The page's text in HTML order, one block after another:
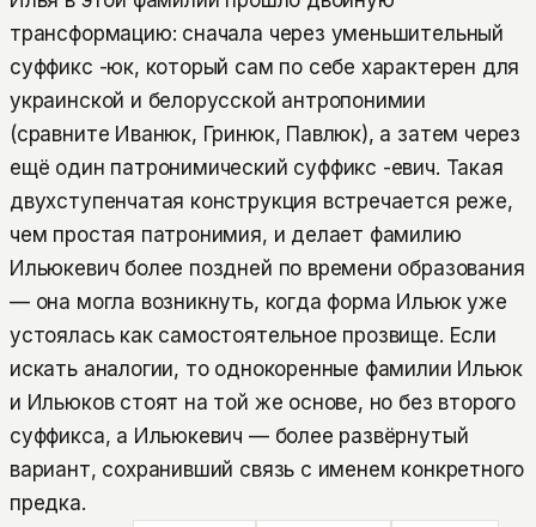
трансформацию: сначала через уменьшительный
суффикс -юк, который сам по себе характерен для
украинской и белорусской антропонимии
(сравните Иванюк, Гринюк, Павлюк), а затем через
ещё один патронимический суффикс -евич. Такая
двухступенчатая конструкция встречается реже,
чем простая патронимия, и делает фамилию
Ильюкевич более поздней по времени образования
— она могла возникнуть, когда форма Ильюк уже
устоялась как самостоятельное прозвище. Если
искать аналогии, то однокоренные фамилии Ильюк
и Ильюков стоят на той же основе, но без второго
суффикса, а Ильюкевич — более развёрнутый
вариант, сохранивший связь с именем конкретного
предка.